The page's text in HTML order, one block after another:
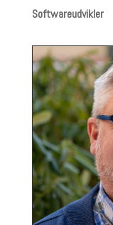
Softwareudvikler